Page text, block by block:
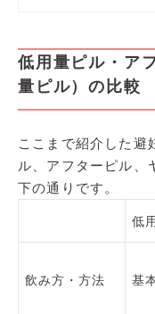
低用量ピル・ア
量ピル）の比較
ここまで紹介した避
ル、アフターピル、
下の通りです。
低
飲み方・方法 基